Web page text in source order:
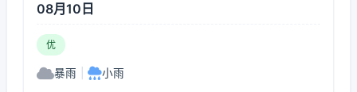
08月10日
优
暴雨 小雨